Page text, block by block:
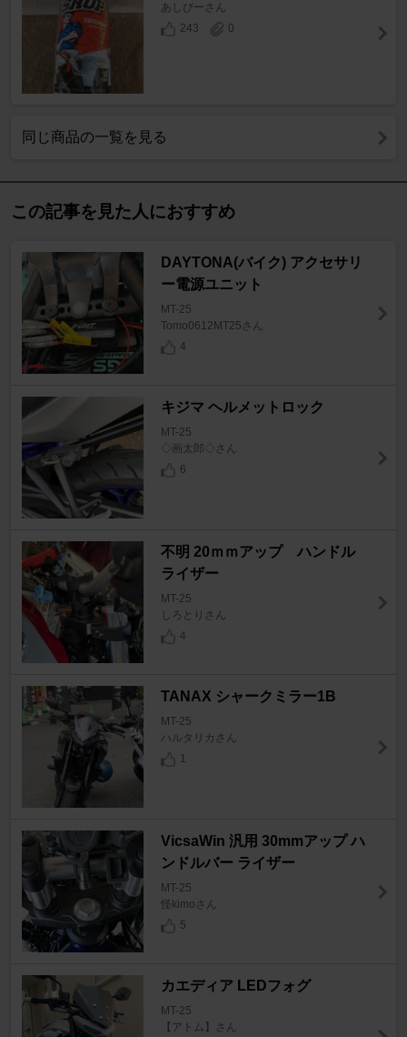
あしぴーさん
243
0
同じ商品の一覧を見る
この記事を見た人におすすめ
DAYTONA(バイク) アクセサリ
ー電源ユニット
MT-25
Tomo0612MT25さん
4
キジマ ヘルメットロック
MT-25
◇画太郎◇さん
6
不明 20ｍｍアップ ハンドル
ライザー
MT-25
しろとりさん
4
TANAX シャークミラー1B
MT-25
ハルタリカさん
1
VicsaWin 汎用 30mmアップ ハ
ンドルバー ライザー
MT-25
怪kimoさん
5
カエディア LEDフォグ
MT-25
【アトム】さん